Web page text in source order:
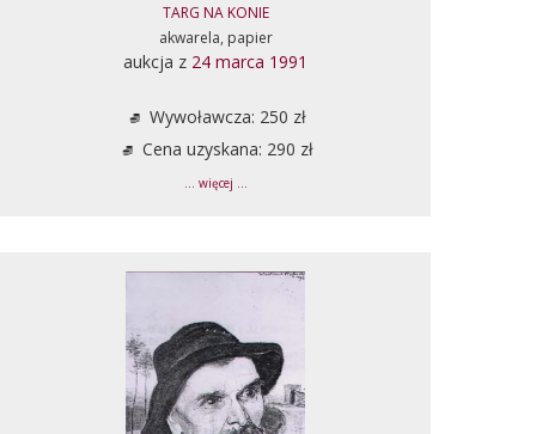
TARG NA KONIE
akwarela, papier
aukcja z 24 marca 1991
Wywoławcza: 250 zł
Cena uzyskana: 290 zł
... więcej ...